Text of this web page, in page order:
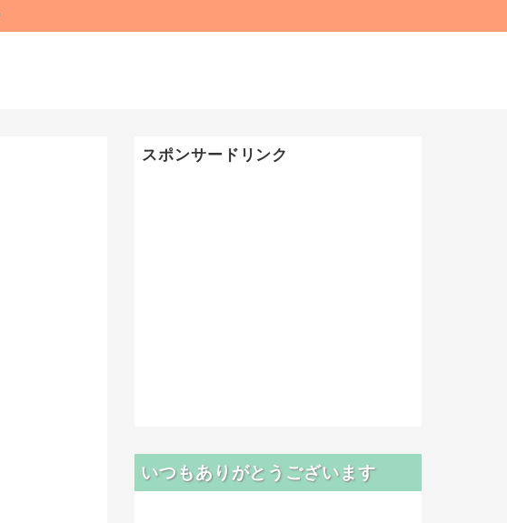
スポンサードリンク
いつもありがとうございます